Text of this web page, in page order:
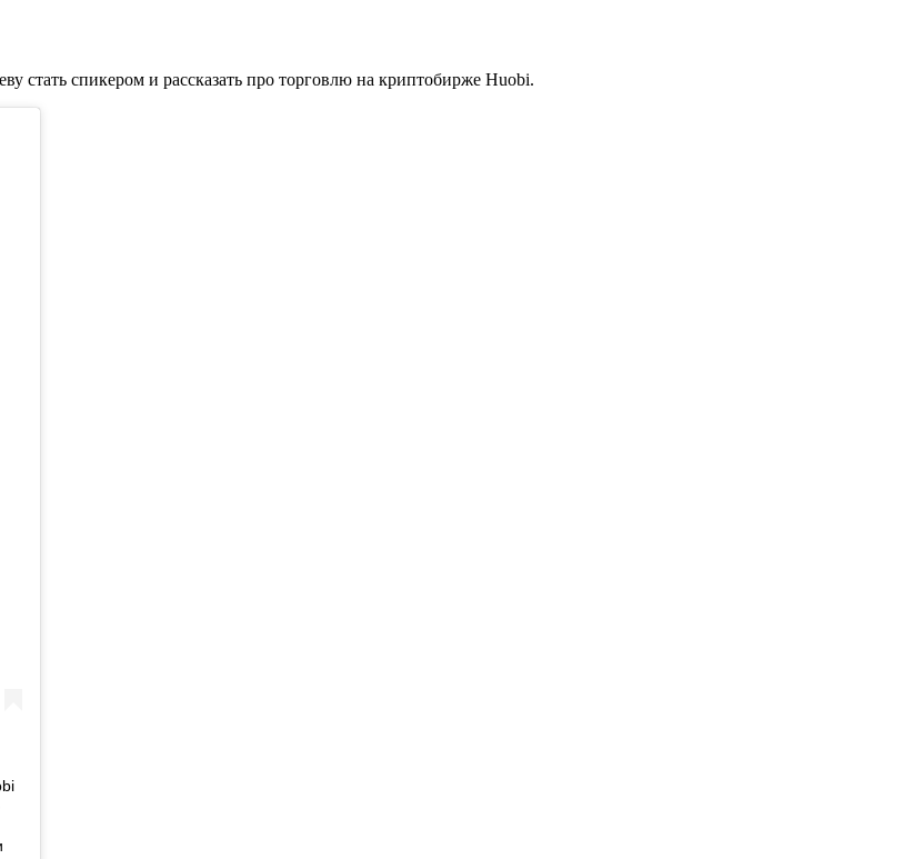
стать спикером и рассказать про торговлю на криптобирже Huobi.